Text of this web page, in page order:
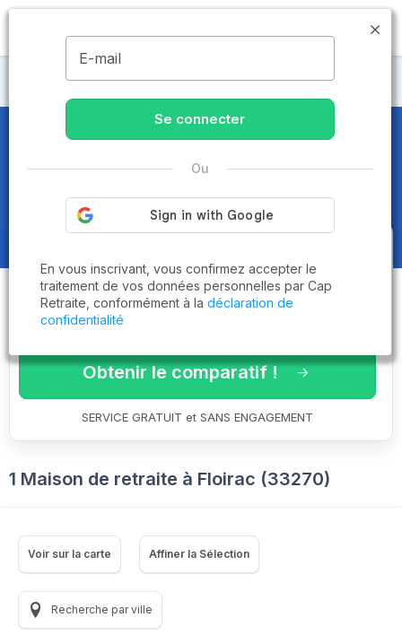
MENU
Maisons de retraite Gironde
Maisons de retraite et EHPAD
Floirac (33270)
Obtenez le
comparatif des
établissementsadaptés à vos
critères en 3 minutes !
Obtenir le comparatif !
SERVICE GRATUIT et SANS ENGAGEMENT
1 Maison de retraite à Floirac (33270)
Voir sur la carte Affiner la Sélection
Recherche par ville
E-mail
Se connecter
Ou
En vous inscrivant, vous confirmez accepter le
traitement de vos données personnelles par Cap
Retraite, conformément à la déclaration de
confidentialité